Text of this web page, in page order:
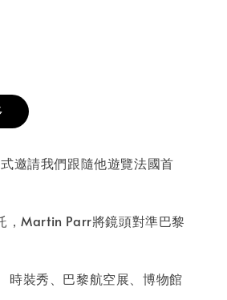
邀請我們跟隨他遊覽法國首
，Martin Parr將鏡頭對準巴黎
時裝秀、巴黎航空展、博物館